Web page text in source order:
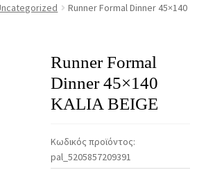
Runner Formal Dinner 45×140
Runner Formal
Dinner 45×140
KALIA BEIGE
Κωδικός προϊόντος:
pal_5205857209391